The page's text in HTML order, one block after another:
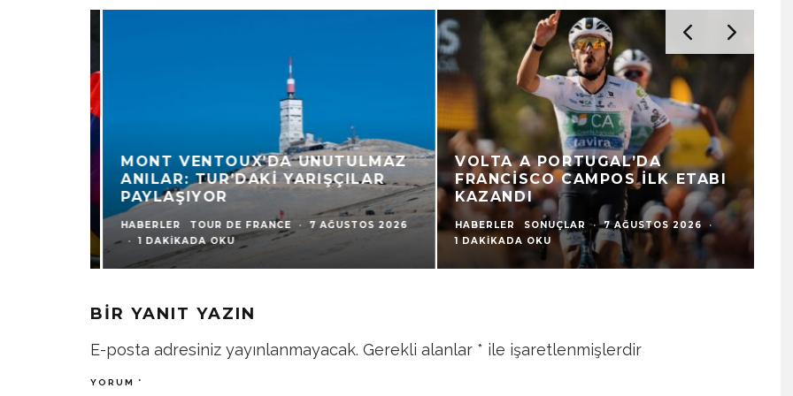
MONT VENTOUX’DA UNUTULMAZ
ANILAR: TUR’DAKI YARIŞÇILAR
PAYLAŞIYOR
HABERLER TOUR DE FRANCE ·
7 AĞUSTOS 2026
·
1 DAKIKADA OKU
VOLTA A PORTUGAL’DA
FRANCISCO CAMPOS İLK ETABI
KAZANDI
HABERLER SONUÇLAR · 7 AĞUSTOS 2026
·
1 DAKIKADA OKU
7
BIR YANIT YAZIN
E-posta adresiniz yayınlanmayacak. Gerekli alanlar * ile işaretlenmişlerdir
YORUM *